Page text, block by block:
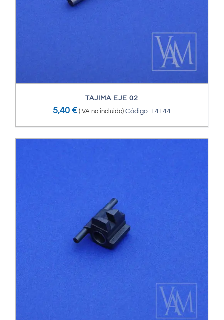
TAJIMA EJE 02
5,40 € (IVA no incluido) Código: 14144